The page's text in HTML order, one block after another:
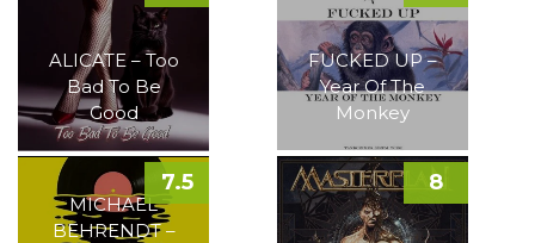
ALICATE – Too
Bad To Be
Good
FUCKED UP –
Year Of The
Monkey
MICHAEL
BEHRENDT –
7.5 8